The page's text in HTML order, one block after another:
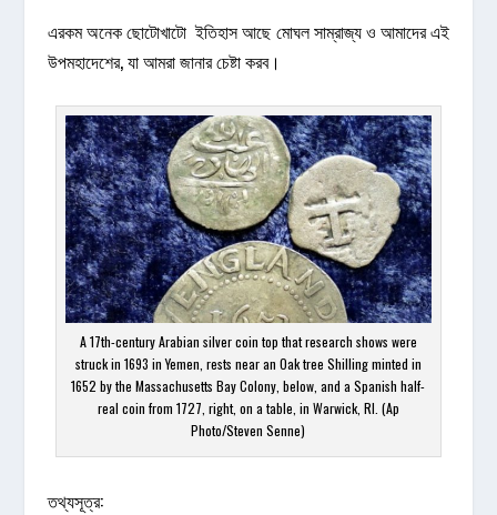
এরকম অনেক ছোটোখাটো ইতিহাস আছে মোঘল সাম্রাজ্য ও আমাদের এই
উপমহাদেশের, যা আমরা জানার চেষ্টা করব।
A 17th-century Arabian silver coin top that research shows were
struck in 1693 in Yemen, rests near an Oak tree Shilling minted in
1652 by the Massachusetts Bay Colony, below, and a Spanish half-
real coin from 1727, right, on a table, in Warwick, RI. (Ap
Photo/Steven Senne)
তথ্যসূত্র: